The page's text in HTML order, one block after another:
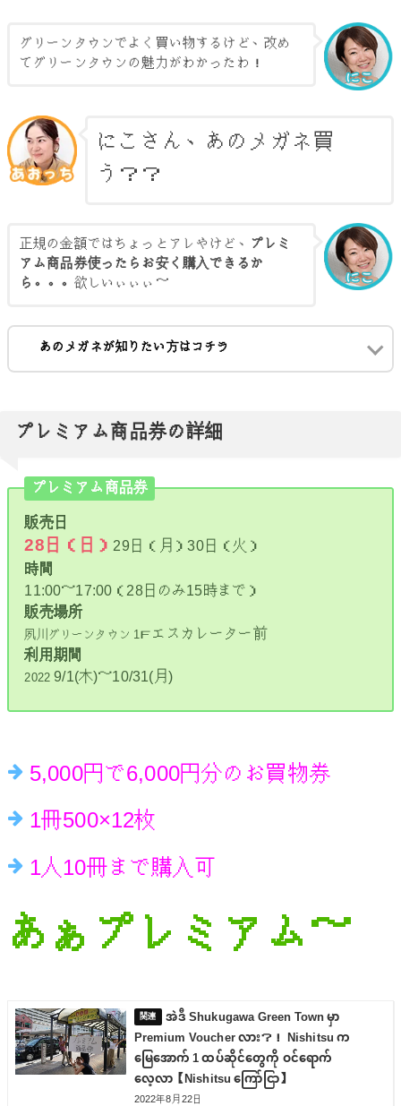
グリーンタウンでよく買い物するけど、改め
てグリーンタウンの魅力がわかったわ！
にこさん、あのメガネ買
う？？
正規の金額ではちょっとアレやけど、 プレミ
アム商品券使ったらお安く購入できるか
ら。。。 欲しいぃぃぃ～
あのメガネが知りたい方はコチラ
プレミアム商品券の詳細
プレミアム商品券
販売日
28日（日）29日（月）30日（火）
時間
11:00～17:00（28日のみ15時まで）
販売場所
夙川グリーンタウン 1Ｆエスカレーター前
利用期間
20229/1(木)～10/31(月)
5,000円で6,000円分のお買物券
1冊500×12枚
1人10冊まで購入可
あぁプレミアム～
အဲဒီ Shukugawa Green Town မှာ
Premium Voucher လား？！ Nishitsu က
မြေအောက် 1 ထပ်ဆိုင်တွေကို ဝင်ရောက်
လေ့လာ【Nishitsu ကြော်ငြာ】
2022年8月22日